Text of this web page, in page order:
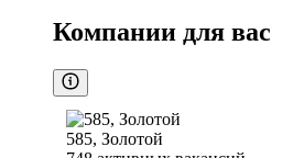
Компании для вас
585, Золотой